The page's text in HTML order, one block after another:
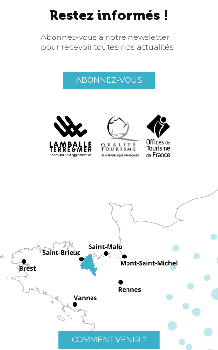
Restez informés !
Abonnez-vous à notre newsletter
pour recevoir toutes nos actualités
ABONNEZ-VOUS
COMMENT VENIR ?